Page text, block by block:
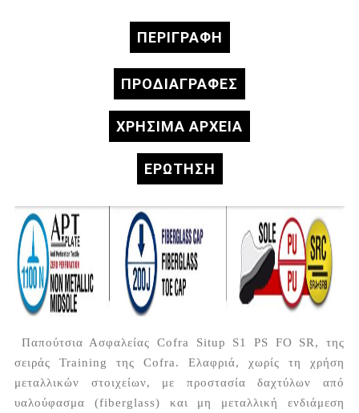
ΠΕΡΙΓΡΑΦΉ
ΠΡΟΔΙΑΓΡΑΦΈΣ
ΧΡΗΣΙΜΑ ΑΡΧΕΙΑ
ΕΡΏΤΗΣΗ
Παπούτσια Ασφαλείας Cofra Situp S1 PS FO SR, της
σειράς Training της Cofra. Ελαφριά, χωρίς τη χρήση
μεταλλικών στοιχείων, με προστασία δαχτύλων από
υαλούφασμα (fiberglass) και μη μεταλλική ενδιάμεση